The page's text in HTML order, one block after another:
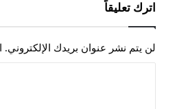
اترك تعليقاً
لن يتم نشر عنوان بريدك الإلكتروني.